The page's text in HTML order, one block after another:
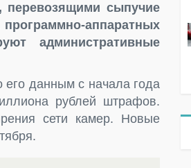
перевозящими сыпучие
аппаратных
административные
его данным с начала года
рублей штрафов.
сети камер. Новые